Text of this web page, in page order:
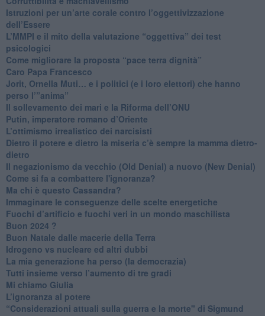
Istruzioni per un’arte corale contro l’oggettivizzazione
dell’Essere
​L’MMPI e il mito della valutazione “oggettiva” dei test
psicologici
Come migliorare la proposta “pace terra dignità”
Caro Papa Francesco
​Jorit, Ornella Muti… e i politici (e i loro elettori) che hanno
perso l’”anima”
​Il sollevamento dei mari e la Riforma dell’ONU
Putin, imperatore romano d’Oriente
​L’ottimismo irrealistico dei narcisisti
​Dietro il potere e dietro la miseria c’è sempre la mamma dietro-
dietro
Il negazionismo da vecchio (Old Denial) a nuovo (New Denial)
Come si fa a combattere l'ignoranza?
Ma chi è questo Cassandra?
Immaginare le conseguenze delle scelte energetiche
​Fuochi d’artificio e fuochi veri in un mondo maschilista
Buon 2024 ?
​Buon Natale dalle macerie della Terra
​Idrogeno vs nucleare ed altri dubbi
​La mia generazione ha perso (la democrazia)
​Tutti insieme verso l’aumento di tre gradi
Mi chiamo Giulia
L’ignoranza al potere
​“Considerazioni attuali sulla guerra e la morte" di Sigmund